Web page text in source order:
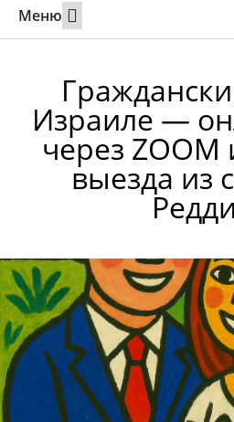
Меню
Израиле —
через
выезда из